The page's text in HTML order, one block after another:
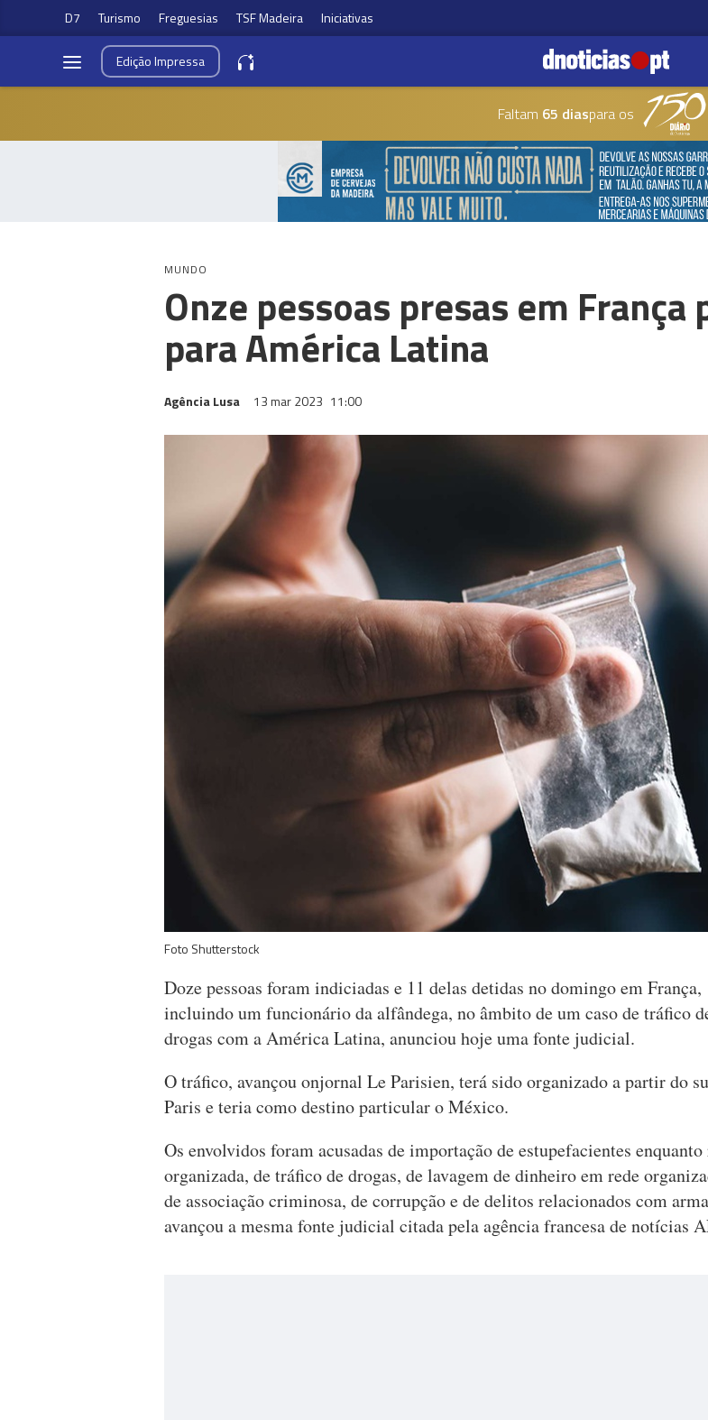
D7 Turismo Freguesias TSF Madeira Iniciativas
EdiçãoImpressa
Faltam 65 diaspara os
MUNDO
Onze pessoas presas em
para América Latina
Agência Lusa 13 mar 2023 11:00
Foto Shutterstock
Doze pessoas foram indiciadas e 11 delas detidas no domingo em França,
incluindo um funcionário da alfândega, no âmbito de um caso de tráfico
drogas com a América Latina, anunciou hoje uma fonte judicial.
O tráfico, avançou onjornal Le Parisien, terá sido organizado a partir do
Paris e teria como destino particular o México.
Os envolvidos foram acusadas de importação de estupefacientes enquanto
organizada, de tráfico de drogas, de lavagem de dinheiro em rede
de associação criminosa, de corrupção e de delitos relacionados com
avançou a mesma fonte judicial citada pela agência francesa de notícias